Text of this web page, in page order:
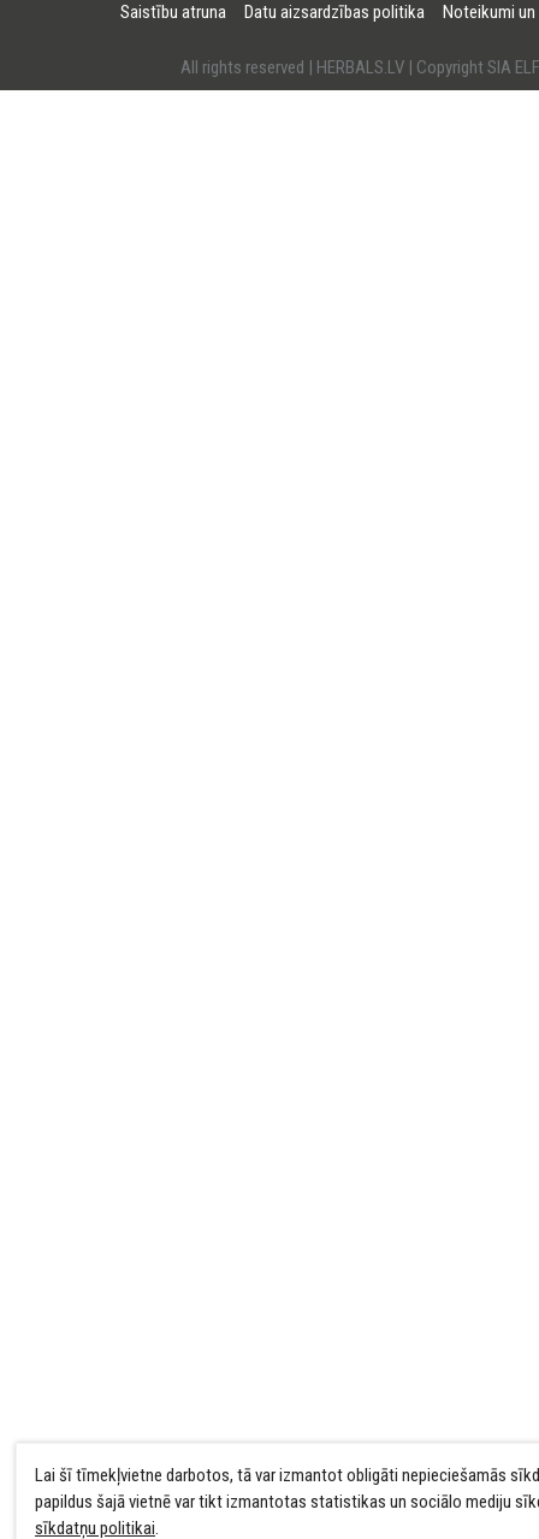
Saistību atruna Datu aizsardzības politika Noteikumi
All rights reserved | HERBALS.LV | Copyright SIA
Lai šī tīmekļvietne darbotos, tā var izmantot obligāti nepieciešamās
papildus šajā vietnē var tikt izmantotas statistikas un sociālo mediju
sīkdatņu politikai